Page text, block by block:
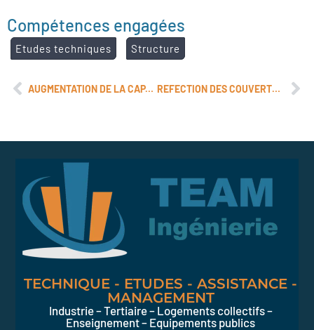
Compétences engagées
Etudes techniques Structure
AUGMENTATION DE LA CAPACITE DE L’ACIERIE REFECTION DES COUVERTURES PONT-DE-ROIDE
TECHNIQUE - ETUDES - ASSISTANCE -
MANAGEMENT
Industrie – Tertiaire – Logements collectifs –
Enseignement – Equipements publics